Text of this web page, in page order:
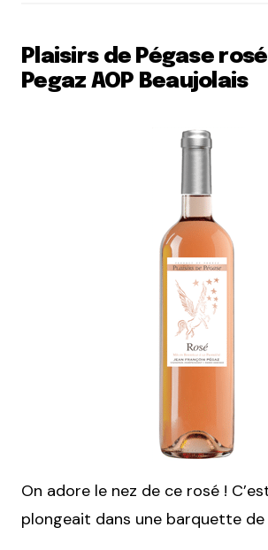
Plaisirs de Pégase rosé
Pegaz AOP Beaujolais
On adore le nez de ce rosé !
plongeait dans une barquette